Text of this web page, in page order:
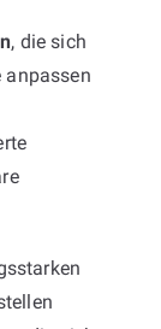
, die sich
anpassen